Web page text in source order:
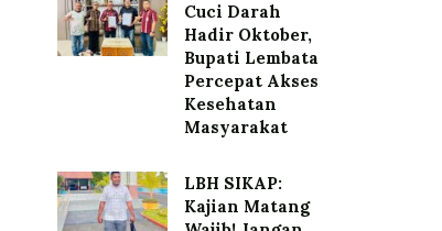
Cuci Darah
Hadir Oktober,
Bupati Lembata
Percepat Akses
Kesehatan
Masyarakat
LBH SIKAP:
Kajian Matang